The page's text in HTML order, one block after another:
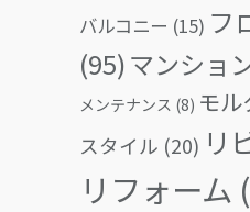
バルコニー (15) フ
(95)マンショ
メンテナンス (8) モル
スタイル (20) リ
リフォーム